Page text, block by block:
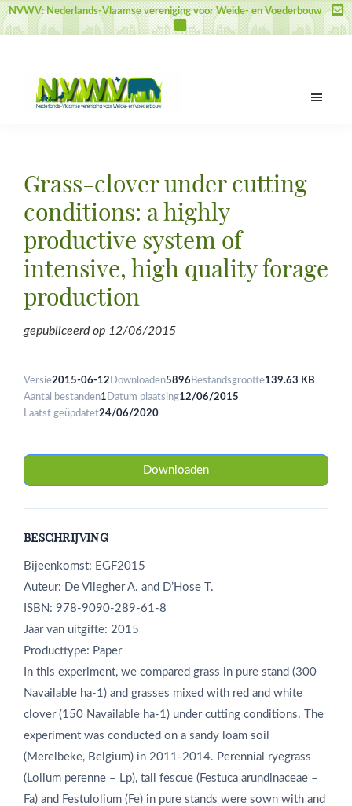
Door
naar
inhoud
Spring
naar
sidebar
Spring
naar
NVWV: Nederlands-Vlaamse vereniging voor Weide- en Voederbouw
voor
en
Voederbouw
Grass-clover under cutting
conditions: a highly
productive system of
intensive, high quality forage
production
gepubliceerd op 12/06/2015
Versie2015-06-12 Downloaden5896 Bestandsgrootte139.63 KB
Aantal bestanden1 Datum plaatsing12/06/2015
Laatst geüpdatet24/06/2020
Downloaden
BESCHRIJVING
Bijeenkomst: EGF2015
Auteur: De Vliegher A. and D’Hose T.
ISBN: 978-9090-289-61-8
Jaar van uitgifte: 2015
Producttype: Paper
In this experiment, we compared grass in pure stand (300
Navailable ha‑1) and grasses mixed with red and white
clover (150 Navailable ha‑1) under cutting conditions. The
experiment was conducted on a sandy loam soil
(Merelbeke, Belgium) in 2011-2014. Perennial ryegrass
(Lolium perenne – Lp), tall fescue (Festuca arundinaceae –
Fa) and Festulolium (Fe) in pure stands were sown with and